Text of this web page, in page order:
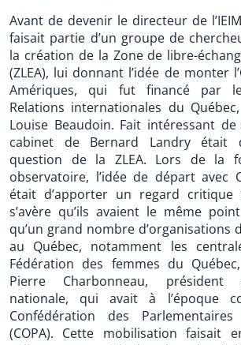
Avant de devenir le directeur de
faisait partie d’un groupe de
la création de la Zone de libre-
(ZLEA), lui donnant l’idée de monter
Amériques, qui fut financé par
Relations internationales du
Louise Beaudoin. Fait intéressant
cabinet de Bernard Landry était
question de la ZLEA. Lors de la
observatoire, l’idée de départ avec
était d’apporter un regard
s’avère qu’ils avaient le même
qu’un grand nombre d’organisations
au Québec, notamment les
Fédération des femmes du
Pierre Charbonneau, président
nationale, qui avait à l’époque
Confédération des
(COPA). Cette mobilisation faisait